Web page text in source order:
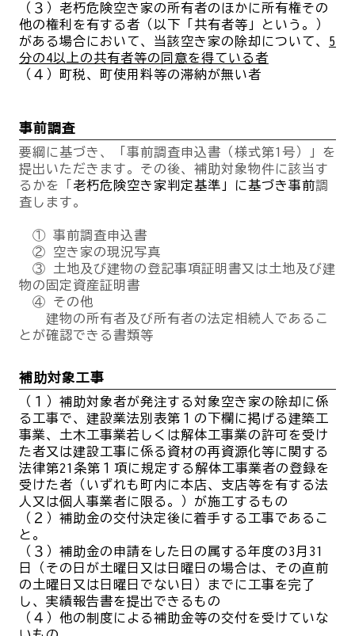
（３）老朽危険空き家の所有者のほかに所有権その
他の権利を有する者（以下「共有者等」という。）
がある場合において、当該空き家の除却について、 5
分の4以上の共有者等の同意を得ている者
（４）町税、町使用料等の滞納が無い者
事前調査
要綱に基づき、「事前調査申込書（様式第1号）」を
提出いただきます。その後、補助対象物件に該当す
るかを「 老朽危険空き家判定基準」に基づき事前調
査します。
① 事前調査申込書
② 空き家の現況写真
③ 土地及び建物の登記事項証明書又は土地及び建
物の固定資産証明書
④ その他
建物の所有者及び所有者の法定相続人であるこ
とが確認できる書類等
補助対象工事
（１）補助対象者が発注する対象空き家の除却に係
る工事で、建設業法別表第１の下欄に掲げる建築工
事業、土木工事業若しくは解体工事業の許可を受け
た者又は建設工事に係る資材の再資源化等に関する
法律第21条第１項に規定する解体工事業者の登録を
受けた者（いずれも町内に本店、支店等を有する法
人又は個人事業者に限る。）が施工するもの
（２）補助金の交付決定後に着手する工事であるこ
と。
（３） 補助金の申請をした日の属する年度の3月31
日（その日が土曜日又は日曜日の場合は、その直前
の土曜日又は日曜日でない日）までに工事を完了
し、実績報告書を提出できるもの
（４）他の制度による補助金等の交付を受けていな